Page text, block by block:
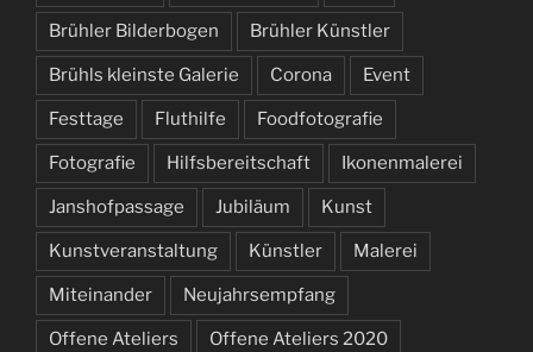
Brühler Bilderbogen Brühler Künstler
Brühls kleinste Galerie Corona Event
Festtage Fluthilfe Foodfotografie
Fotografie Hilfsbereitschaft Ikonenmalerei
Janshofpassage Jubiläum Kunst
Kunstveranstaltung Künstler Malerei
Miteinander Neujahrsempfang
Offene Ateliers Offene Ateliers 2020